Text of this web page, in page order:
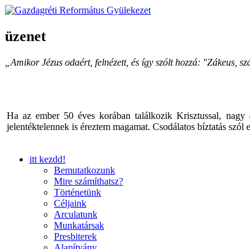
üzenet
„Amikor Jézus odaért, felnézett, és így szólt hozzá: "Zákeus,
Ha az ember 50 éves korában találkozik Krisztussal,
jelentéktelennek is éreztem magamat. Csodálatos bíztatás
itt kezdd!
Bemutatkozunk
Mire számíthatsz?
Történetünk
Céljaink
Arculatunk
Munkatársak
Presbiterek